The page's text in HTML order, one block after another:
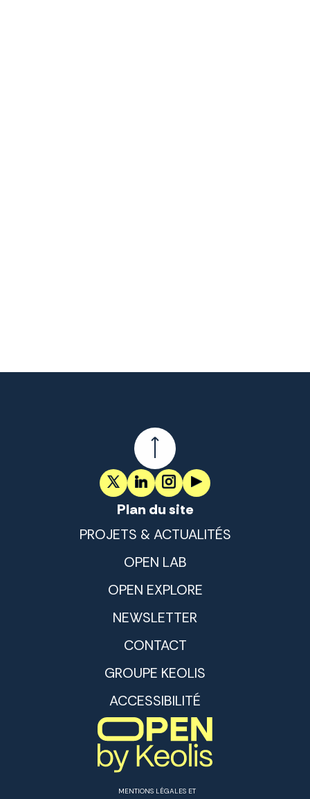
Plan du site
PROJETS & ACTUALITÉS
OPEN LAB
OPEN EXPLORE
NEWSLETTER
CONTACT
GROUPE KEOLIS
ACCESSIBILITÉ
MENTIONS LÉGALES ET